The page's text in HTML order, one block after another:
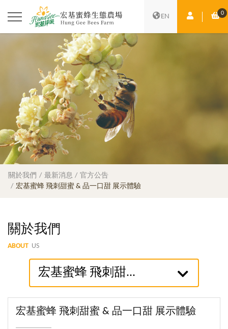
EN 會員中心0
購
關於我們 最新消息
官方公告
宏基蜜蜂 飛刺甜蜜 & 品一口甜 展示體驗
關於我們
ABOUT US
宏基蜜蜂 飛刺甜...
宏基蜜蜂 飛刺甜蜜 & 品一口甜 展示體驗